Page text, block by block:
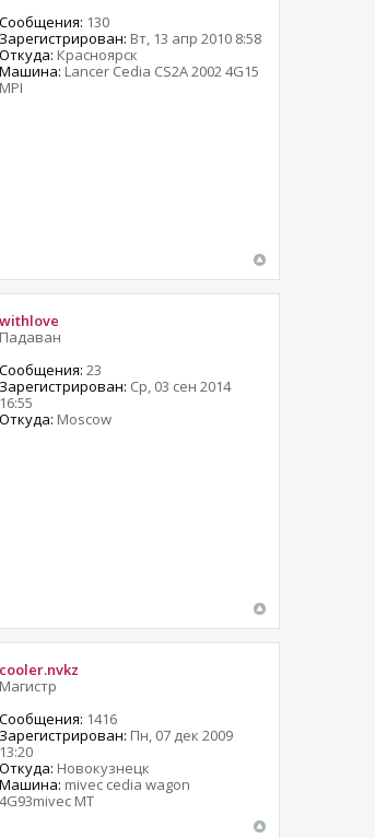
Сообщения: 130
Зарегистрирован: Вт, 13 апр 2010 8:58
Откуда: Красноярск
Машина: Lancer Cedia CS2A 2002 4G15
MPI
withlove
Падаван
Сообщения: 23
Зарегистрирован: Ср, 03 сен 2014
16:55
Откуда: Moscow
cooler.nvkz
Магистр
Сообщения: 1416
Зарегистрирован: Пн, 07 дек 2009
13:20
Откуда: Новокузнецк
Машина: mivec cedia wagon
4G93mivec MT